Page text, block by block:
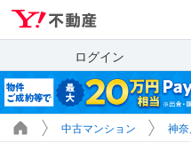
ログイン
中古マンション 神